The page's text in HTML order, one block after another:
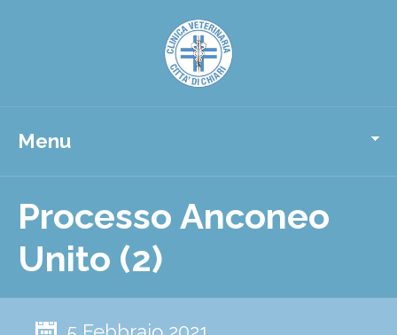
Menu
Processo Anconeo
Unito (2)